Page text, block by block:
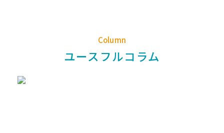
Column
ユースフルコラム